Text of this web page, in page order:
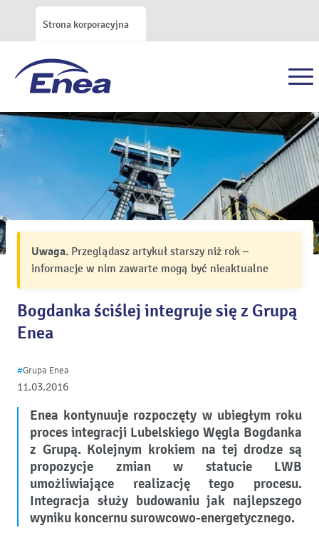
Strona korporacyjna
Uwaga. Przeglądasz artykuł starszy niż rok –
informacje w nim zawarte mogą być nieaktualne
Bogdanka ściślej integruje się z Grupą
Enea
11.03.2016
#Grupa Enea
Enea kontynuuje rozpoczęty w ubiegłym roku
proces integracji Lubelskiego Węgla Bogdanka
z Grupą. Kolejnym krokiem na tej drodze są
propozycje zmian w statucie LWB
umożliwiające realizację tego procesu.
Integracja służy budowaniu jak najlepszego
wyniku koncernu surowcowo-energetycznego.